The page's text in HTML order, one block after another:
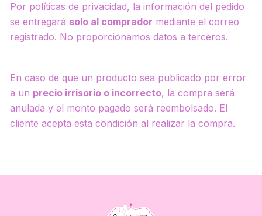
Por políticas de privacidad, la información del pedido
se entregará solo al comprador mediante el correo
registrado. No proporcionamos datos a terceros.
En caso de que un producto sea publicado por error
a un precio irrisorio o incorrecto, la compra será
anulada y el monto pagado será reembolsado. El
cliente acepta esta condición al realizar la compra.